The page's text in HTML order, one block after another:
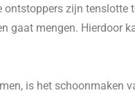
zijn
mengen. Hierdoor
is het schoonmaken